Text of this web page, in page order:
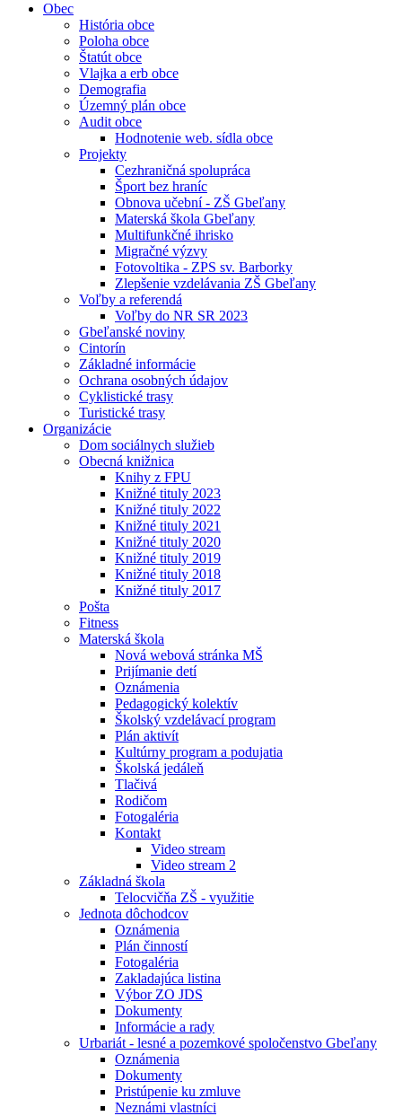
Obec
História obce
Poloha obce
Štatút obce
Vlajka a erb obce
Demografia
Územný plán obce
Audit obce
Hodnotenie web. sídla obce
Projekty
Cezhraničná spolupráca
Šport bez hraníc
Obnova učební - ZŠ Gbeľany
Materská škola Gbeľany
Multifunkčné ihrisko
Migračné výzvy
Fotovoltika - ZPS sv. Barborky
Zlepšenie vzdelávania ZŠ Gbeľany
Voľby a referendá
Voľby do NR SR 2023
Gbeľanské noviny
Cintorín
Základné informácie
Ochrana osobných údajov
Cyklistické trasy
Turistické trasy
Organizácie
Dom sociálnych služieb
Obecná knižnica
Knihy z FPU
Knižné tituly 2023
Knižné tituly 2022
Knižné tituly 2021
Knižné tituly 2020
Knižné tituly 2019
Knižné tituly 2018
Knižné tituly 2017
Pošta
Fitness
Materská škola
Nová webová stránka MŠ
Prijímanie detí
Oznámenia
Pedagogický kolektív
Školský vzdelávací program
Plán aktivít
Kultúrny program a podujatia
Školská jedáleň
Tlačivá
Rodičom
Fotogaléria
Kontakt
Video stream
Video stream 2
Základná škola
Telocvičňa ZŠ - využitie
Jednota dôchodcov
Oznámenia
Plán činností
Fotogaléria
Zakladajúca listina
Výbor ZO JDS
Dokumenty
Informácie a rady
Urbariát - lesné a pozemkové spoločenstvo Gbeľany
Oznámenia
Dokumenty
Pristúpenie ku zmluve
Neznámi vlastníci